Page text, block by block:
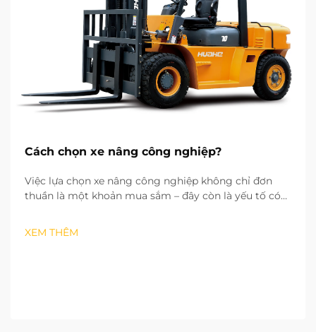
Cách chọn xe nâng công nghiệp?
Việc lựa chọn xe nâng công nghiệp không chỉ đơn
thuần là một khoản mua sắm – đây còn là yếu tố có
hành và mức độ an toàn tại nơi làm việc của bạn. Từ
kinh nghiệm làm việc với hơn hu...
XEM THÊM